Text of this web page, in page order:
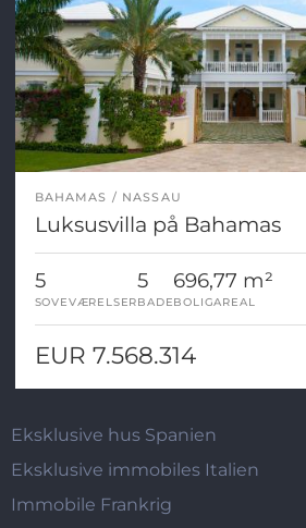
BAHAMAS NASSAU
Luksusvilla på Bahamas
5
SOVEVÆRELSER
5
BADE
696,77 m²
BOLIGAREAL
EUR 7.568.314
Eksklusive hus Spanien
Eksklusive immobiles Italien
Immobile Frankrig